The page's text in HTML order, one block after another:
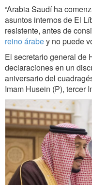
“Arabia Saudí ha
asuntos internos de El
resistente, antes de
reino árabey no puede
El secretario general de
declaraciones en un
aniversario del
Imam Husein (P), tercer